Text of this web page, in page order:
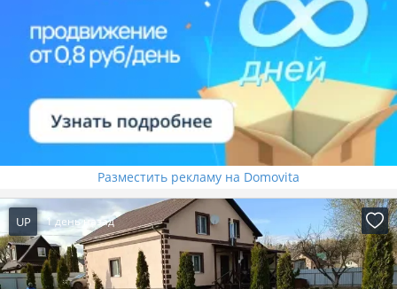
Разместить рекламу на Domovita
UP 1 день назад